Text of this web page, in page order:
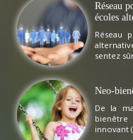
Réseau
écoles
Réseau
sentez
Neo-
De la
innovant